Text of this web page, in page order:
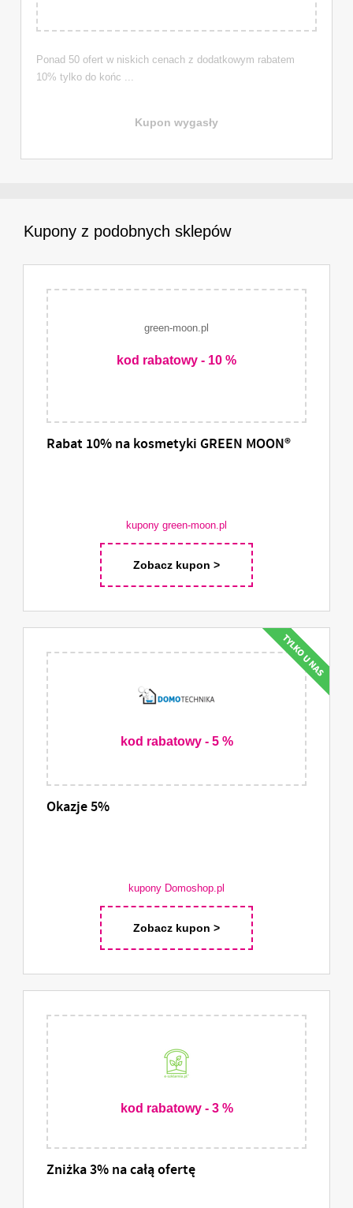
Ponad 50 ofert w niskich cenach z dodatkowym rabatem
10% tylko do końc ...
Kupon wygasły
Kupony z podobnych sklepów
green-moon.pl
kod rabatowy - 10 %
Rabat 10% na kosmetyki GREEN MOON®
kupony green-moon.pl
Zobacz kupon >
kod rabatowy - 5 %
Okazje 5%
kupony Domoshop.pl
Zobacz kupon >
kod rabatowy - 3 %
Zniżka 3% na całą ofertę